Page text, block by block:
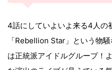
4話にしていよいよ来る4人の
「Rebellion Star」という物
は正統派アイドルグループ！